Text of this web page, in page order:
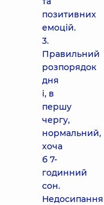
позитивних
емоцій.
3.
Правильний
розпорядок
дня
і, в
першу
чергу,
нормальний,
хоча
б 7-
годинний
сон.
Недосипання